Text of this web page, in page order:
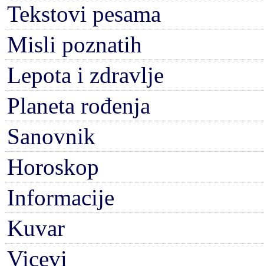
Tekstovi pesama
Misli poznatih
Lepota i zdravlje
Planeta rođenja
Sanovnik
Horoskop
Informacije
Kuvar
Vicevi